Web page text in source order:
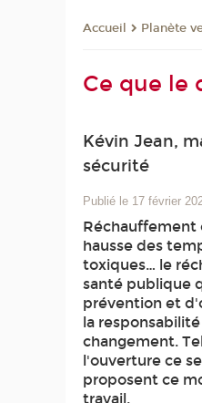
Accueil Planète
Ce que le
Kévin Jean,
sécurité
Publié le 17 février
Réchauffement
hausse des
toxiques… le
santé publique
prévention et
la
changement.
l'ouverture ce
proposent ce
travail.